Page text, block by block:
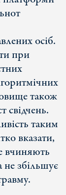
осіб.
при
також
свідчень.
таким
вказати,
вчиняють
не збільшує